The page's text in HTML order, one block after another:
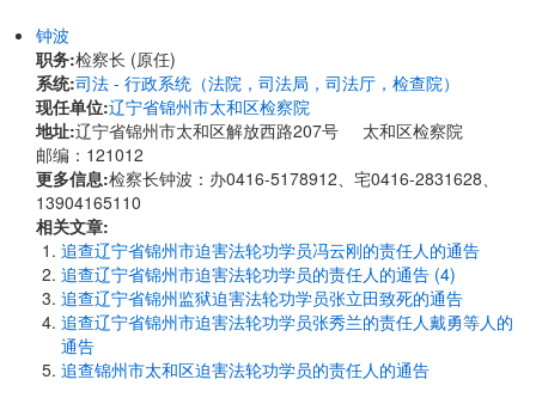
钟波
职务:检察长 (原任)
系统:司法 - 行政系统（法院，司法局，司法厅，检查院）
现任单位:辽宁省锦州市太和区检察院
地址:辽宁省锦州市太和区解放西路207号 太和区检察院
邮编：121012
更多信息:检察长钟波：办0416-5178912、宅0416-2831628、
13904165110
相关文章:
追查辽宁省锦州市迫害法轮功学员冯云刚的责任人的通告
追查辽宁省锦州市迫害法轮功学员的责任人的通告 (4)
追查辽宁省锦州监狱迫害法轮功学员张立田致死的通告
追查辽宁省锦州市迫害法轮功学员张秀兰的责任人戴勇等人的
通告
追查锦州市太和区迫害法轮功学员的责任人的通告